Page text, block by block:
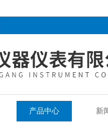
产品中心 新